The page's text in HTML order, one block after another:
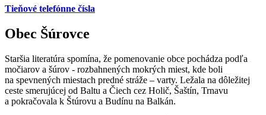
Tieňové telefónne čísla
Obec Šúrovce
Staršia literatúra spomína, že pomenovanie obce pochádza podľa
močiarov a šúrov - rozbahnených mokrých miest, kde boli
na spevnených miestach predné stráže – varty. Ležala na dôležitej
ceste smerujúcej od Baltu a Čiech cez Holič, Šaštín, Trnavu
a pokračovala k Štúrovu a Budínu na Balkán.